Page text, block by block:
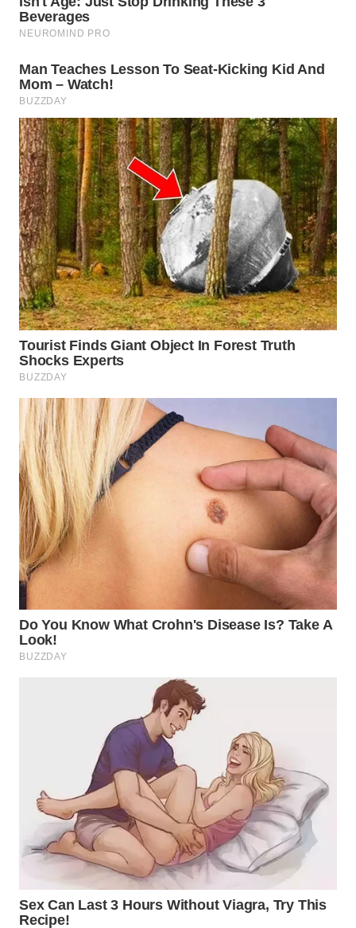
WN
WN
MALUT
WN
DAIRI
WN
DANAU
TOBA
WN
NIAS
WN
LANGKAT
WN
TAPANULI
SELATAN
WN
TANJUNG
LESUNG
WN
KARO
WN
SIMALUNGUN
WN DELI
SERDANG
WN
TEBING
TINGGI